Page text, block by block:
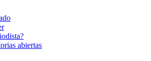
abiertas